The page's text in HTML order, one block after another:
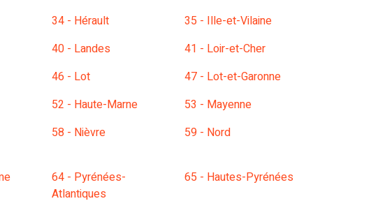
34 - Hérault
35 - Ille-et-Vilaine
40 - Landes
41 - Loir-et-Cher
46 - Lot
47 - Lot-et-Garonne
52 - Haute-Marne
53 - Mayenne
58 - Nièvre 59 - Nord
64 - Pyrénées-
Atlantiques
65 - Hautes-Pyrénées